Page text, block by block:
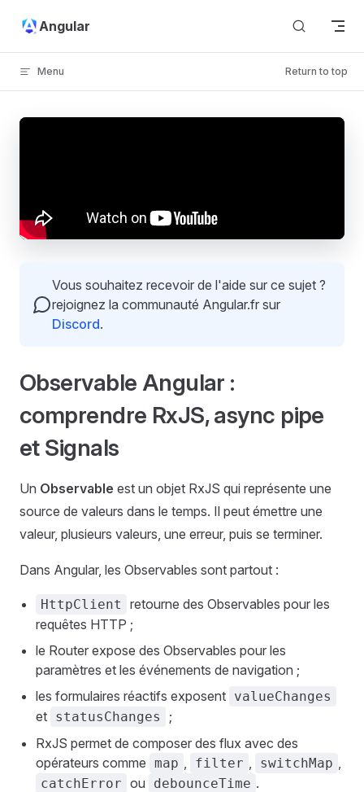
Skip to content
Angular
Menu Return to top
Vous souhaitez recevoir de l'aide sur ce sujet ?
rejoignez la communauté Angular.fr sur
Discord.
Observable Angular :
comprendre RxJS, async pipe
et Signals
Un Observable est un objet RxJS qui représente une
source de valeurs dans le temps. Il peut émettre une
valeur, plusieurs valeurs, une erreur, puis se terminer.
Dans Angular, les Observables sont partout :
HttpClient
retourne des Observables pour les
requêtes HTTP ;
le Router expose des Observables pour les
paramètres et les événements de navigation ;
les formulaires réactifs exposent valueChanges
et statusChanges
;
RxJS permet de composer des flux avec des
opérateurs comme map , filter , switchMap ,
catchError ou debounceTime .